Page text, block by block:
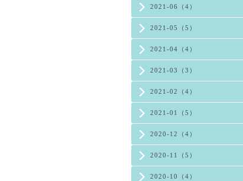
2021-06（4）
2021-05（5）
2021-04（4）
2021-03（3）
2021-02（4）
2021-01（5）
2020-12（4）
2020-11（5）
2020-10（4）